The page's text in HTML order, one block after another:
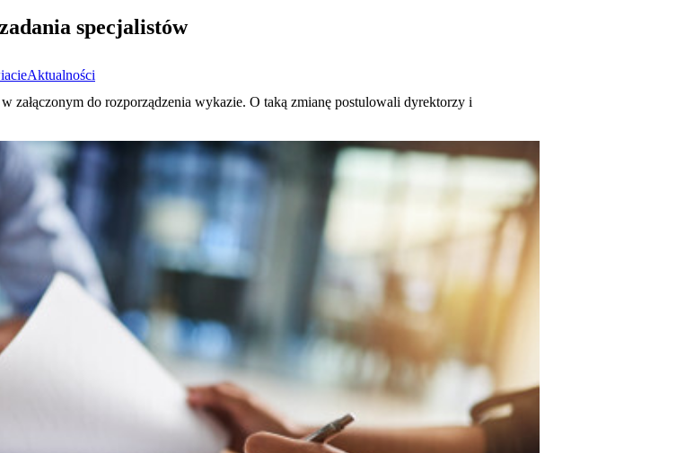
specjalistów
Aktualności
załączonym do rozporządzenia wykazie. O taką zmianę postulowali dyrektorzy i